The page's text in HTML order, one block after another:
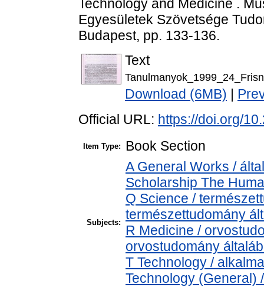
Technology and Medicine .
Egyesületek Szövetsége
Budapest, pp. 133-136.
Text
Download (6MB)
Official URL: https://doi.org/
Item Type: Book Section
Subjects:
A General Works /
Scholarship The
Q Science /
természettudomány
R Medicine /
orvostudomány
T Technology /
Technology (General)